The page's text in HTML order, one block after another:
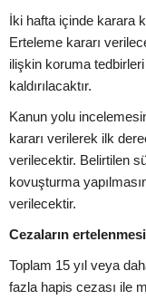
İki hafta içinde karara
Erteleme kararı
ilişkin koruma tedbirleri
kaldırılacaktır.
Kanun yolu
kararı verilerek ilk
verilecektir. Belirtilen
kovuşturma
verilecektir.
Cezaların ertelenmesi
Toplam 15 yıl veya
fazla hapis cezası ile